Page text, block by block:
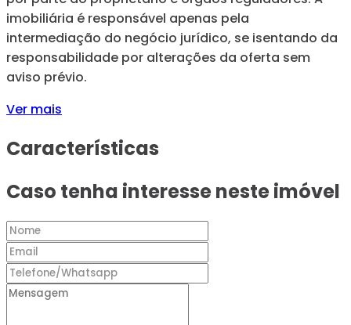
imobiliária é responsável apenas pela
intermediação do negócio jurídico, se isentando da
responsabilidade por alterações da oferta sem
aviso prévio.
Ver mais
Características
Caso tenha interesse neste imóvel